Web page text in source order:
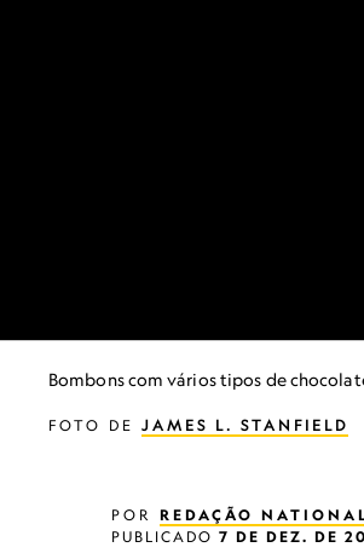
Bombons com vários tipos de
FOTO DE JAMES L. STANFIELD
POR REDAÇÃO
PUBLICADO 7 DE DEZ. DE